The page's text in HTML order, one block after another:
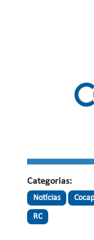
Categorias:
Notícias
RC